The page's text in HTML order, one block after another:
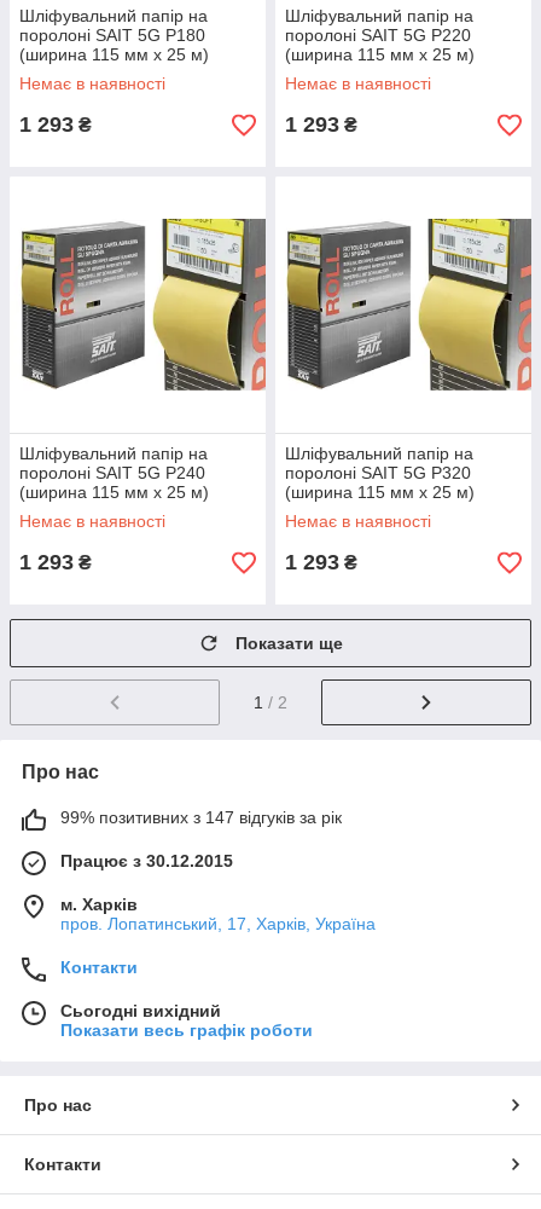
Шліфувальний папір на
поролоні SAIT 5G P180
(ширина 115 мм х 25 м)
Немає в наявності
1 293 ₴
Шліфувальний папір на
поролоні SAIT 5G P220
(ширина 115 мм х 25 м)
Немає в наявності
1 293 ₴
Шліфувальний папір на
поролоні SAIT 5G P240
(ширина 115 мм х 25 м)
Немає в наявності
1 293 ₴
Шліфувальний папір на
поролоні SAIT 5G P320
(ширина 115 мм х 25 м)
Немає в наявності
1 293 ₴
Показати ще
1 / 2
Про нас
99% позитивних з 147 відгуків за рік
Працює з 30.12.2015
м. Харків
пров. Лопатинський, 17, Харків, Україна
Контакти
Сьогодні вихідний
Показати весь графік роботи
Про нас
Контакти